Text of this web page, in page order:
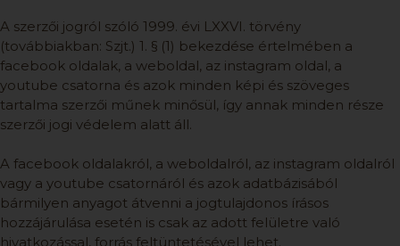
A szerzői jogról szóló 1999. évi LXXVI. törvény
(továbbiakban: Szjt.) 1. § (1) bekezdése értelmében a
facebook oldalak, a weboldal, az instagram oldal, a
youtube csatorna és azok minden képi és szöveges
tartalma szerzői műnek minősül, így annak minden része
szerzői jogi védelem alatt áll.
A facebook oldalakról, a weboldalról, az instagram oldalról
vagy a youtube csatornáról és azok adatbázisából
bármilyen anyagot átvenni a jogtulajdonos írásos
hozzájárulása esetén is csak az adott felületre való
hivatkozással, forrás feltüntetésével lehet.